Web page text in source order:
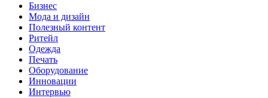
Бизнес
Мода и дизайн
Полезный контент
Ритейл
Одежда
Печать
Оборудование
Инновации
Интервью